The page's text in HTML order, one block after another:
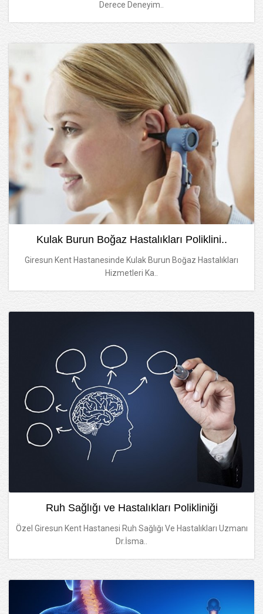
Derece Deneyim..
Kulak Burun Boğaz Hastalıkları Poliklini..
Giresun Kent Hastanesinde Kulak Burun Boğaz Hastalıkları
Hizmetleri Ka..
Ruh Sağlığı ve Hastalıkları Polikliniği
Özel Giresun Kent Hastanesi Ruh Sağlığı Ve Hastalıkları Uzmanı
Dr.İsma..